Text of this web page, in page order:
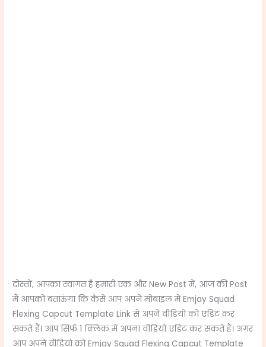
दोस्तों, आपका स्वागत है हमारी एक और New Post में, आज की Post
मैं आपको बताऊंगा कि कैसे आप अपने मोबाइल में Emjay Squad
Flexing Capcut Template Link से अपने वीडियो को एडिट कर
सकते हैं। आप सिर्फ 1 क्लिक में अपना वीडियो एडिट कर सकते हैं। अगर
आप अपने वीडियो को Emjay Squad Flexing Capcut Template